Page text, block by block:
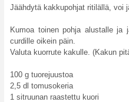
Jäähdytä kakkupohjat ritilällä, voi
Kumoa toinen pohja alustalle ja
curdille oikein päin.
Valuta kuorrute kakulle. (Kakun
100 g tuorejuustoa
2,5 dl tomusokeria
1 sitruunan raastettu kuori